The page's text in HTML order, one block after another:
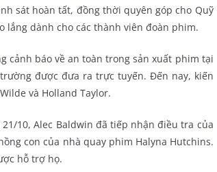
sát hoàn tất, đồng thời quyên góp cho Quỹ
lắng dành cho các thành viên đoàn phim.
cảnh báo về an toàn trong sản xuất phim tại
được đưa ra trực tuyến. Đến nay, kiến
và Holland Taylor.
10, Alec Baldwin đã tiếp nhận điều tra của
con của nhà quay phim Halyna Hutchins.
hỗ trợ họ.